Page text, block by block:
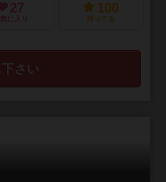
27
気に入り
100
持ってる
さい